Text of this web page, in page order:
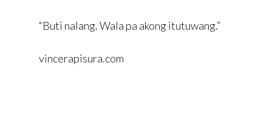
“Buti nalang. Wala pa akong itutuwang.”
vincerapisura.com